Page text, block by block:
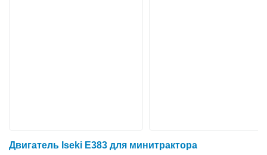
Двигатель Iseki E383 для минитрактора